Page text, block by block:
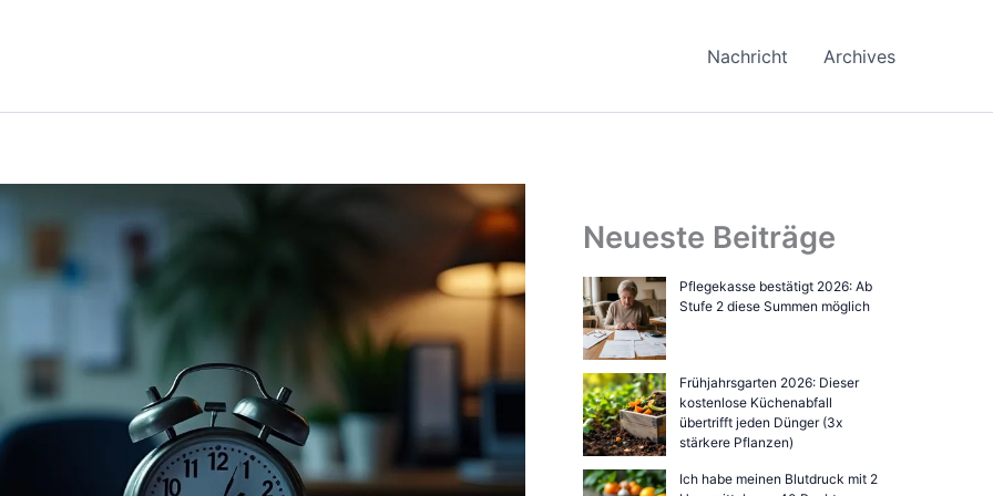
Nachricht Archives
Neueste Beiträge
Pflegekasse bestätigt 2026: Ab
Stufe 2 diese Summen möglich
Frühjahrsgarten 2026: Dieser
kostenlose Küchenabfall
übertrifft jeden Dünger (3x
stärkere Pflanzen)
Ich habe meinen Blutdruck mit 2